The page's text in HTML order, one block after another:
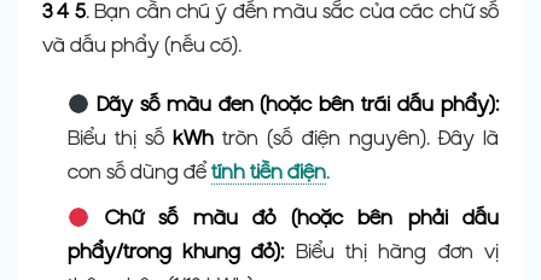
3 4 5. Bạn cần chú ý đến màu sắc của các chữ số
và dấu phẩy (nếu có).
Dãy số màu đen (hoặc bên trái dấu phẩy):
Biểu thị số kWh tròn (số điện nguyên). Đây là
con số dùng để tính tiền điện.
Chữ số màu đỏ (hoặc bên phải dấu
phẩy/trong khung đỏ):Biểu thị hàng đơn vị